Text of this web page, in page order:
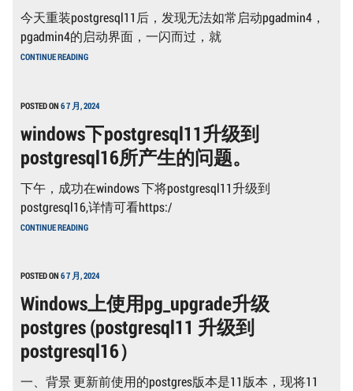
今天重装postgresql11后，发现无法如常启动pgadmin4，
pgadmin4的启动界面，一闪而过，就
CONTINUE READING
和
新
装
后，
无
法
动
PGADMIN4,
提
示：
SERVER
NOT
CONTACTED
POSTED ON 6 7 月, 2024
windows下postgresql11升级到
postgresql16所产生的问题。
下午，成功在windows 下将postgresql11升级到
postgresql16,详情可看https:/
CONTINUE READING
下
级
POSTGRESQL16
所
产
生
的
问
题。
POSTED ON 6 7 月, 2024
Windows上使用pg_upgrade升级
postgres (postgresql11 升级到
postgresql16）
一、背景 更新前使用的postgres版本是11版本，现将11